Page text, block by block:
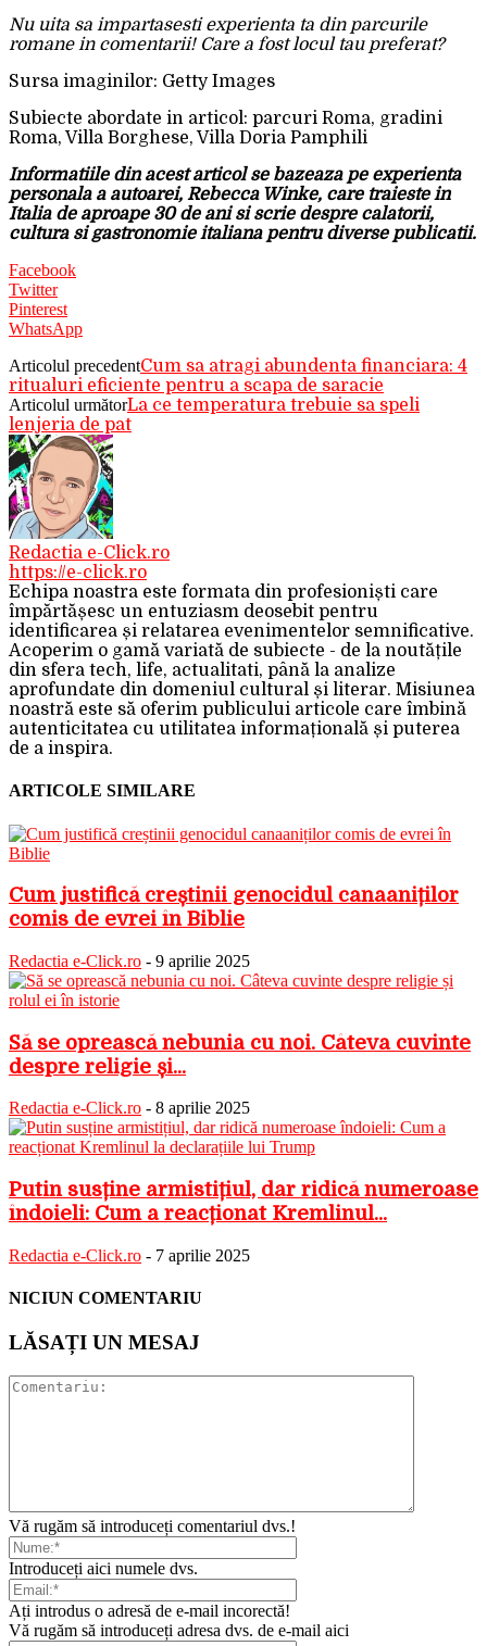
Nu uita sa impartasesti experienta ta din parcurile
romane in comentarii! Care a fost locul tau preferat?
Sursa imaginilor: Getty Images
Subiecte abordate in articol: parcuri Roma, gradini
Roma, Villa Borghese, Villa Doria Pamphili
Informatiile din acest articol se bazeaza pe experienta
personala a autoarei, Rebecca Winke, care traieste in
Italia de aproape 30 de ani si scrie despre calatorii,
cultura si gastronomie italiana pentru diverse publicatii.
Facebook
Twitter
Pinterest
WhatsApp
Articolul precedentCum sa atragi abundenta financiara: 4
ritualuri eficiente pentru a scapa de saracie
Articolul următorLa ce temperatura trebuie sa speli
lenjeria de pat
Redactia e-Click.ro
https://e-click.ro
Echipa noastra este formata din profesioniști care
împărtășesc un entuziasm deosebit pentru
identificarea și relatarea evenimentelor semnificative.
Acoperim o gamă variată de subiecte - de la noutățile
din sfera tech, life, actualitati, până la analize
aprofundate din domeniul cultural și literar. Misiunea
noastră este să oferim publicului articole care îmbină
autenticitatea cu utilitatea informațională și puterea
de a inspira.
ARTICOLE SIMILARE
Cum justifică creștinii genocidul canaaniților
comis de evrei în Biblie
Redactia e-Click.ro - 9 aprilie 2025
Să se oprească nebunia cu noi. Câteva cuvinte
despre religie și...
Redactia e-Click.ro - 8 aprilie 2025
Putin susține armistițiul, dar ridică numeroase
îndoieli: Cum a reacționat Kremlinul...
Redactia e-Click.ro - 7 aprilie 2025
NICIUN COMENTARIU
LĂSAȚI UN MESAJ
Vă rugăm să introduceți comentariul dvs.!
Introduceți aici numele dvs.
Ați introdus o adresă de e-mail incorectă!
Vă rugăm să introduceți adresa dvs. de e-mail aici